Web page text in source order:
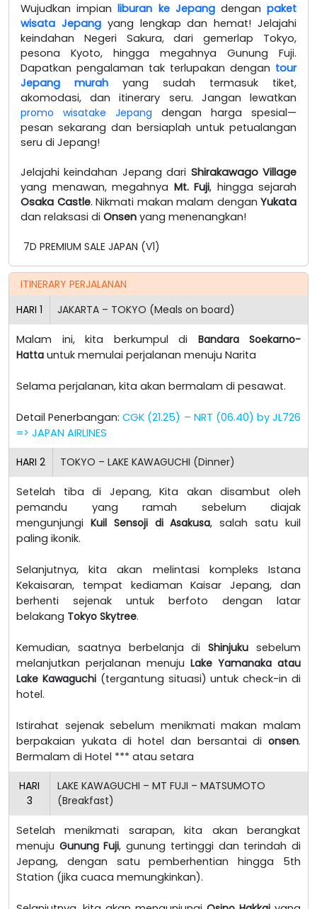
Wujudkan impianliburan ke Jepangdenganpaket
wisata Jepangyang lengkap dan hemat! Jelajahi
keindahan Negeri Sakura, dari gemerlap Tokyo,
pesona Kyoto, hingga megahnya Gunung Fuji.
Dapatkan pengalaman tak terlupakan dengan tour
Jepang murah yang sudah termasuk tiket,
akomodasi, dan itinerary seru. Jangan lewatkan
promo wisatake Jepang dengan harga spesial—
pesan sekarang dan bersiaplah untuk petualangan
seru di Jepang!
Jelajahi keindahan Jepang dari Shirakawago Village
yang menawan, megahnya Mt. Fuji, hingga sejarah
Osaka Castle. Nikmati makan malam dengan Yukata
dan relaksasi di Onsen yang menenangkan!
7D PREMIUM SALE JAPAN (V1)
ITINERARY PERJALANAN
HARI 1 JAKARTA – TOKYO (Meals on board)
Malam ini, kita berkumpul di Bandara Soekarno-
Hatta untuk memulai perjalanan menuju Narita
Selama perjalanan, kita akan bermalam di pesawat.
Detail Penerbangan:CGK (21.25) – NRT (06.40) by JL726
=> JAPAN AIRLINES
HARI 2 TOKYO – LAKE KAWAGUCHI (Dinner)
Setelah tiba di Jepang, Kita akan disambut oleh
pemandu yang ramah sebelum diajak
mengunjungi Kuil Sensoji di Asakusa, salah satu kuil
paling ikonik.
Selanjutnya, kita akan melintasi kompleks Istana
Kekaisaran, tempat kediaman Kaisar Jepang, dan
berhenti sejenak untuk berfoto dengan latar
belakang Tokyo Skytree.
Kemudian, saatnya berbelanja diShinjuku sebelum
melanjutkan perjalanan menuju Lake Yamanaka atau
Lake Kawaguchi(tergantung situasi) untuk check-in di
hotel.
Istirahat sejenak sebelum menikmati makan malam
berpakaian yukata di hotel dan bersantai di onsen.
Bermalam di Hotel *** atau setara
HARI
3
LAKE KAWAGUCHI – MT FUJI – MATSUMOTO
(Breakfast)
Setelah menikmati sarapan, kita akan berangkat
menuju Gunung Fuji, gunung tertinggi dan terindah di
Jepang, dengan satu pemberhentian hingga 5th
Station (jika cuaca memungkinkan).